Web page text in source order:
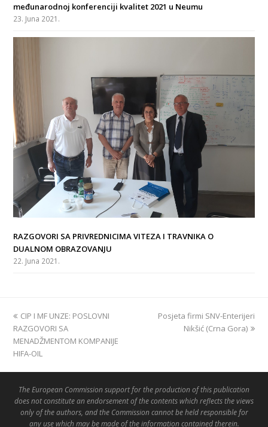
međunarodnoj konferenciji kvalitet 2021 u Neumu
23. Juna 2021.
RAZGOVORI SA PRIVREDNICIMA VITEZA I TRAVNIKA O
DUALNOM OBRAZOVANJU
22. Juna 2021.
previous
post:
CIP I MF UNZE: POSLOVNI
RAZGOVORI SA
MENADŽMENTOM KOMPANIJE
HIFA-OIL
next
Posjeta firmi SNV-Enterijeri
Nikšić (Crna Gora)
The European Commission support for the production of this publication
does not constitute an endorsement of the contents which reflects the views
only of the authors, and the Commission cannot be held responsible for
any use which may be made of the information contained therein.